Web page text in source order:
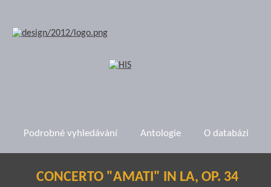
Podrobné vyhledávání Antologie O databázi
CONCERTO "AMATI" IN LA, OP. 34